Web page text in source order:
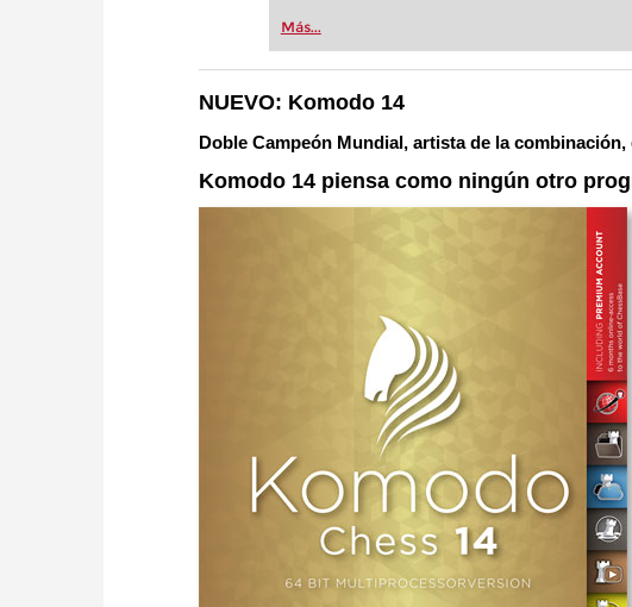
Más...
NUEVO: Komodo 14
Doble Campeón Mundial, artista de la
Komodo 14 piensa como ningún otro